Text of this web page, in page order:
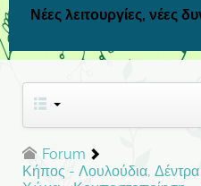
Νέες λειτουργίες, νέες
Forum
Κήπος - Λουλούδια, Δέντρα